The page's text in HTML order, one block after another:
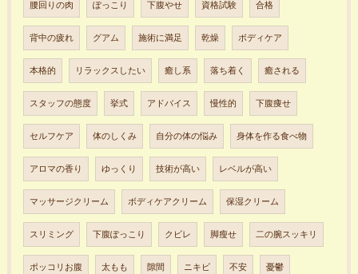
腰回りの肉 ぽっこり 下腹やせ 資格試験 合格
背中の疲れ グアム 施術に満足 乾燥 ボディケア
本格的 リラックスしたい 癒し系 落ち着く 癒される
スタッフの態度 挙式 アドバイス 慢性的 下腹痩せ
セルフケア 体のしくみ 自分の体の悩み 身体を作る食べ物
アロマの香り ゆっくり 技術が高い レベルが高い
マッサージクリーム ボディケアクリーム 保湿クリーム
スリミング 下腹ぽっこり クビレ 脚瘦せ 二の腕スッキリ
ポッコリお腹 太もも 隙間 ニキビ 不安 憂鬱